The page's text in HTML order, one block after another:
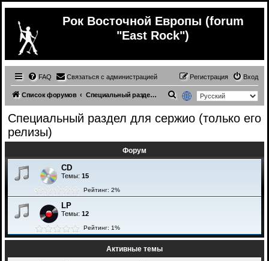
Рок Восточной Европы (forum
"East Rock")
FAQ Связаться с администрацией Вход
Регистрация
Список форумов Специальный раздел для сержио (только его релизы)
и
Специальный раздел для сержио (только его
релизы)
Форум
CD
Темы: 15
Рейтинг: 2%
LP
Темы: 12
Рейтинг: 1%
Активные темы